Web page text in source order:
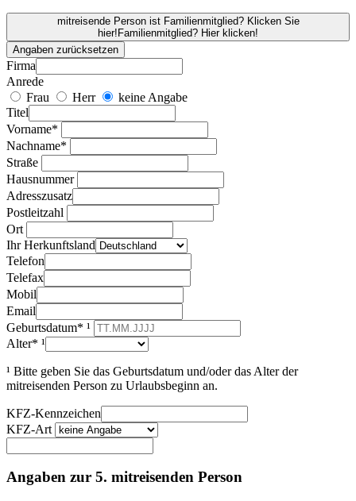
mitreisende Person ist Familienmitglied? Klicken Sie
hier!Familienmitglied? Hier klicken!
Angaben zurücksetzen
Firma
Anrede
Frau
Herr
keine Angabe
Titel
Vorname*
Nachname*
Straße
Hausnummer
Adresszusatz
Postleitzahl
Ort
Ihr Herkunftsland
Telefon
Telefax
Mobil
Email
Geburtsdatum* ¹
Alter* ¹
¹ Bitte geben Sie das Geburtsdatum und/oder das Alter der
mitreisenden Person zu Urlaubsbeginn an.
KFZ-Kennzeichen
KFZ-Art
Angaben zur 5. mitreisenden Person